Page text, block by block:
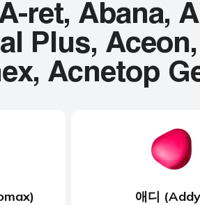
제품
용
부전
HIV
고혈압
남성 건강
근육 이완제
ret, Abana,
Plus,
Acnetop
애디